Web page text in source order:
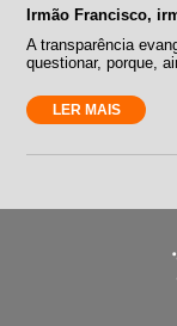
Irmão Francisco,
A transparência
questionar, porque,
LER MAIS